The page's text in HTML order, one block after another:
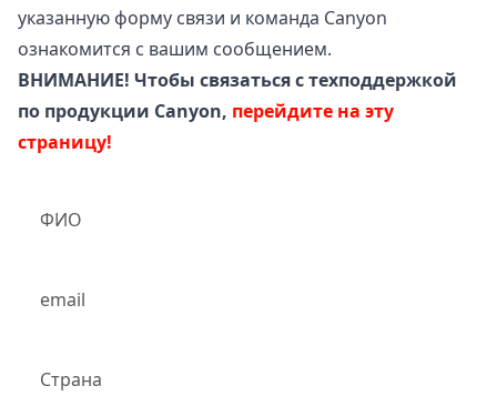
указанную форму связи и команда Canyon
ознакомится с вашим сообщением.
ВНИМАНИЕ! Чтобы связаться с техподдержкой
по продукции Canyon, перейдите на эту
страницу!